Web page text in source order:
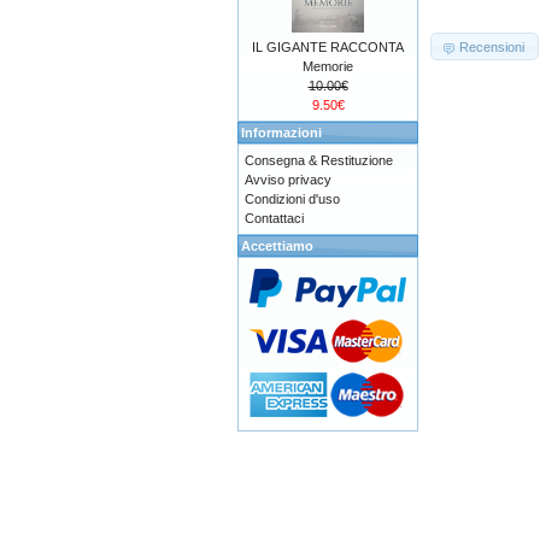
Recensioni
IL GIGANTE RACCONTA
Memorie
10.00€
9.50€
Informazioni
Consegna & Restituzione
Avviso privacy
Condizioni d'uso
Contattaci
Accettiamo